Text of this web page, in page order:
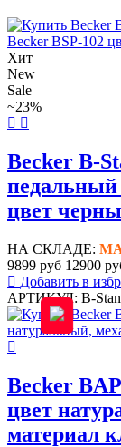
Хит
New
Sale
~23%
Becker B-
педальный
цвет
НА СКЛАДЕ:
9899 руб 12900
Добавить в
АРТИКУЛ: B-
Becker
цвет
материал